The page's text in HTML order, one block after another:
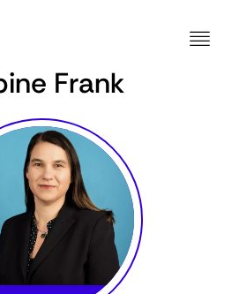
Frank